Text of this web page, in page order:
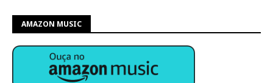
AMAZON MUSIC